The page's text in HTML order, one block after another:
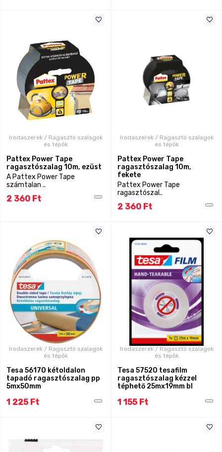
Irodaszerek / Ragasztó szalagok
és tépők
Pattex Power Tape
ragasztószalag 10m, ezüst
A Pattex Power Tape
számtalan ..
2 360 Ft
Irodaszerek / Ragasztó szalagok
és tépők
Pattex Power Tape
ragasztószalag 10m,
fekete
Pattex Power Tape
ragasztószal..
2 360 Ft
Irodaszerek / Ragasztó szalagok
és tépők
Tesa 56170 kétoldalon
tapadó ragasztószalag pp
5mx50mm
1 225 Ft
Irodaszerek / Ragasztó szalagok
és tépők
Tesa 57520 tesafilm
ragasztószalag kézzel
téphető 25mx19mm bl
1 155 Ft